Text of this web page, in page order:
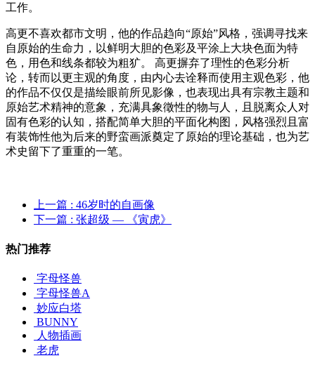
工作。
高更不喜欢都市文明，他的作品趋向“原始”风格，强调寻找来
自原始的生命力，以鲜明大胆的色彩及平涂上大块色面为特
色，用色和线条都较为粗犷。 高更摒弃了理性的色彩分析
论，转而以更主观的角度，由内心去诠释而使用主观色彩，他
的作品不仅仅是描绘眼前所见影像，也表现出具有宗教主题和
原始艺术精神的意象，充满具象徵性的物与人，且脱离众人对
固有色彩的认知，搭配简单大胆的平面化构图，风格强烈且富
有装饰性他为后来的野蛮画派奠定了原始的理论基础，也为艺
术史留下了重重的一笔。
上一篇 : 46岁时的自画像
下一篇 : 张超级 — 《寅虎》
热门推荐
字母怪兽
字母怪兽A
妙应白塔
BUNNY
人物插画
老虎